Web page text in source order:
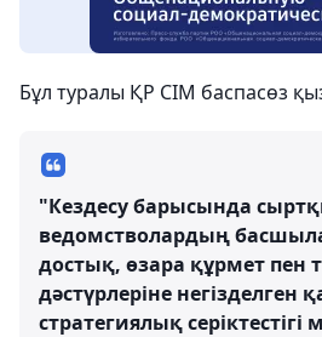
Бұл туралы ҚР СІМ баспасөз
"Кездесу барысында
ведомстволардың
достық, өзара құрмет пен
дәстүрлеріне негізделген
стратегиялық серіктестігі